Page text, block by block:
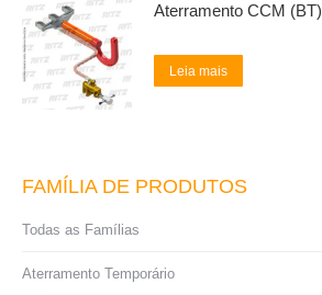
Aterramento CCM (BT)
Leia mais
FAMÍLIA DE PRODUTOS
Todas as Famílias
Aterramento Temporário